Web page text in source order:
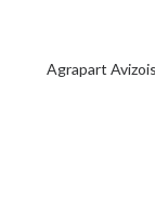
Agrapart